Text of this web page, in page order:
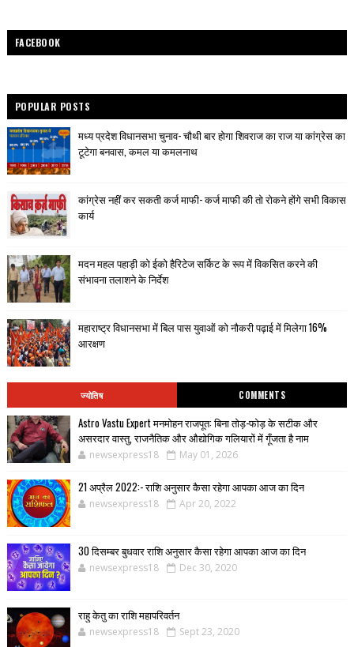
FACEBOOK
POPULAR POSTS
मध्य प्रदेश विधानसभा चुनाव- चौथी बार होगा शिवराज का राज या कांग्रेस का
टूटेगा बनवास, कमल या कमलनाथ
कांग्रेस नहीं कर सकती कर्ज माफी- कर्ज माफी की तो रोकने होंगे सभी विकास
कार्य
मदन महल पहाड़ी को ईको हैरिटेज सर्किट के रूप में विकसित करने की
संभावना तलाशने के निर्देश
महाराष्ट्र विधानसभा में बिल पास युवाओं को नौकरी पढ़ाई में मिलेगा 16%
आरक्षण
ज्योतिष COMMENTS
Astro Vastu Expert मनमोहन राजपूत: बिना तोड़-फोड़ के सटीक और
असरदार वास्तु, राजनैतिक और औद्योगिक गलियारों में गूँजता है नाम
newsexpress18 May 01, 2026
21 अप्रैल 2022:- राशि अनुसार कैसा रहेगा आपका आज का दिन
newsexpress18 Apr 20, 2022
30 दिसम्बर बुधवार राशि अनुसार कैसा रहेगा आपका आज का दिन
newsexpress18 Dec 30, 2020
राहु केतु का राशि महापरिवर्तन
newsexpress18 Sept 23, 2020